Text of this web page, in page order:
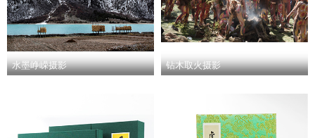
水墨峥嵘摄影 钻木取火摄影